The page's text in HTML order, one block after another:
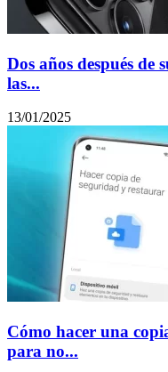
Dos años después de
las...
13/01/2025
Cómo hacer una
para no...